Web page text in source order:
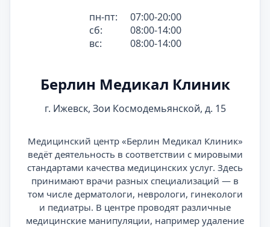
пн-пт:
07:00-20:00
сб:
08:00-14:00
вс:
08:00-14:00
Берлин Медикал Клиник
г. Ижевск, Зои Космодемьянской, д. 15
Медицинский центр «Берлин Медикал Клиник»
ведёт деятельность в соответствии с мировыми
стандартами качества медицинских услуг. Здесь
принимают врачи разных специализаций — в
том числе дерматологи, неврологи, гинекологи
и педиатры. В центре проводят различные
медицинские манипуляции, например удаление